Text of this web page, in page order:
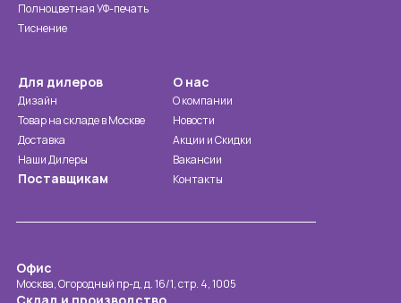
Полноцветная УФ-печать
Тиснение
Для дилеров
Дизайн
Товар на складе в Москве
Доставка
Наши Дилеры
Поставщикам
О нас
О компании
Новости
Акции и Скидки
Вакансии
Контакты
Офис
Москва, Огородный пр-д, д. 16/1, стр. 4, 1005